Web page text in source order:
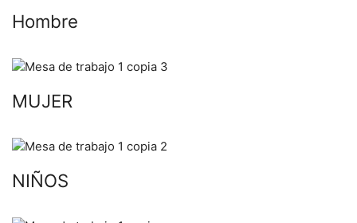
Hombre
MUJER
NIÑOS